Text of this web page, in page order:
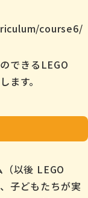
course6/
できるLEGO
ます。
以後 LEGO
子どもたちが実